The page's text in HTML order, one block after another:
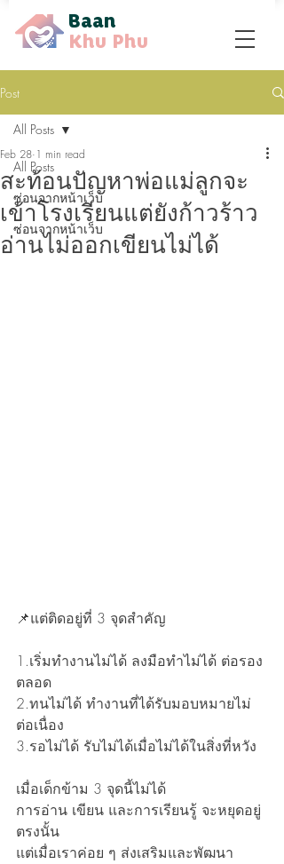
Baan
Khu Phu
Post
All Posts
ซ่อนจากหน้าเว็บ
ซ่อนจากหน้าเว็บ
All Posts
สะท้อนปัญหาพ่อแม่ลูกจะ
เข้าโรงเรียนแต่ยังก้าวร้าว
อ่านไม่ออกเขียนไม่ได้
Feb 28 1 min read
📌แต่ติดอยู่ที่ 3 จุดสำคัญ
1.เริ่มทำงานไม่ได้ ลงมือทำไม่ได้ ต่อรอง
ตลอด
2.ทนไม่ได้ ทำงานที่ได้รับมอบหมายไม่
ต่อเนื่อง
3.รอไม่ได้ รับไม่ได้เมื่อไม่ได้ในสิ่งที่หวัง
เมื่อเด็กข้าม 3 จุดนี้ไม่ได้
การอ่าน เขียน และการเรียนรู้ จะหยุดอยู่
ตรงนั้น
แต่เมื่อเราค่อย ๆ ส่งเสริมและพัฒนา